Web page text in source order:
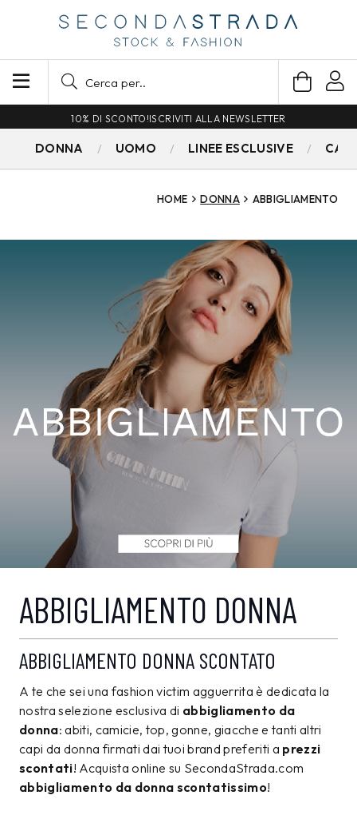
SPEDIZIONE GRATUITA PER ORDINI SUPERIORI A 79€
DONNA UOMO LINEE ESCLUSIVE
HOME DONNA ABBIGLIAMENTO
ABBIGLIAMENTO DONNA
ABBIGLIAMENTO DONNA SCONTATO
A te che sei una fashion victim agguerrita è dedicata la
nostra selezione esclusiva di abbigliamento da
donna: abiti, camicie, top, gonne, giacche e tanti altri
capi da donna firmati dai tuoi brand preferiti a prezzi
scontati! Acquista online su SecondaStrada.com
abbigliamento da donna scontatissimo!